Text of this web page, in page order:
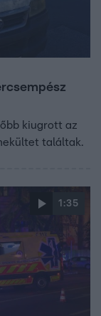
kiugrott az
találtak.
1:35